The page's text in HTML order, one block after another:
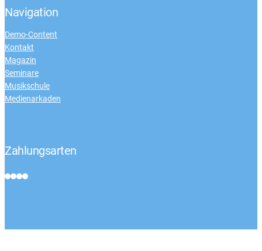
Navigation
Demo-Content
Kontakt
Magazin
Seminare
Musikschule
Medienarkaden
Zahlungsarten